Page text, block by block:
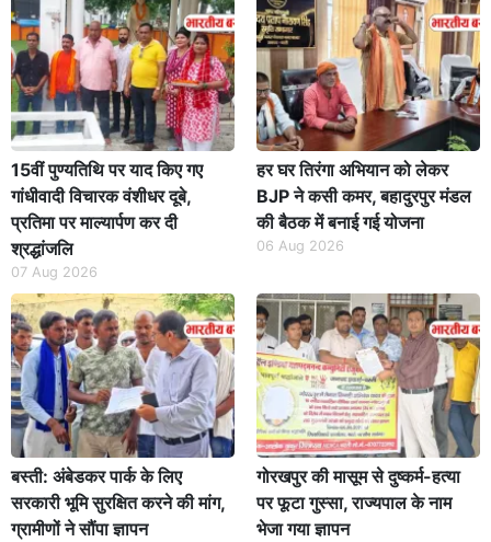
15वीं पुण्यतिथि पर याद किए गए
गांधीवादी विचारक वंशीधर दूबे,
प्रतिमा पर माल्यार्पण कर दी
श्रद्धांजलि
07 Aug 2026
हर घर तिरंगा अभियान को लेकर
BJP ने कसी कमर, बहादुरपुर मंडल
की बैठक में बनाई गई योजना
06 Aug 2026
बस्ती: अंबेडकर पार्क के लिए
सरकारी भूमि सुरक्षित करने की मांग,
ग्रामीणों ने सौंपा ज्ञापन
गोरखपुर की मासूम से दुष्कर्म-हत्या
पर फूटा गुस्सा, राज्यपाल के नाम
भेजा गया ज्ञापन